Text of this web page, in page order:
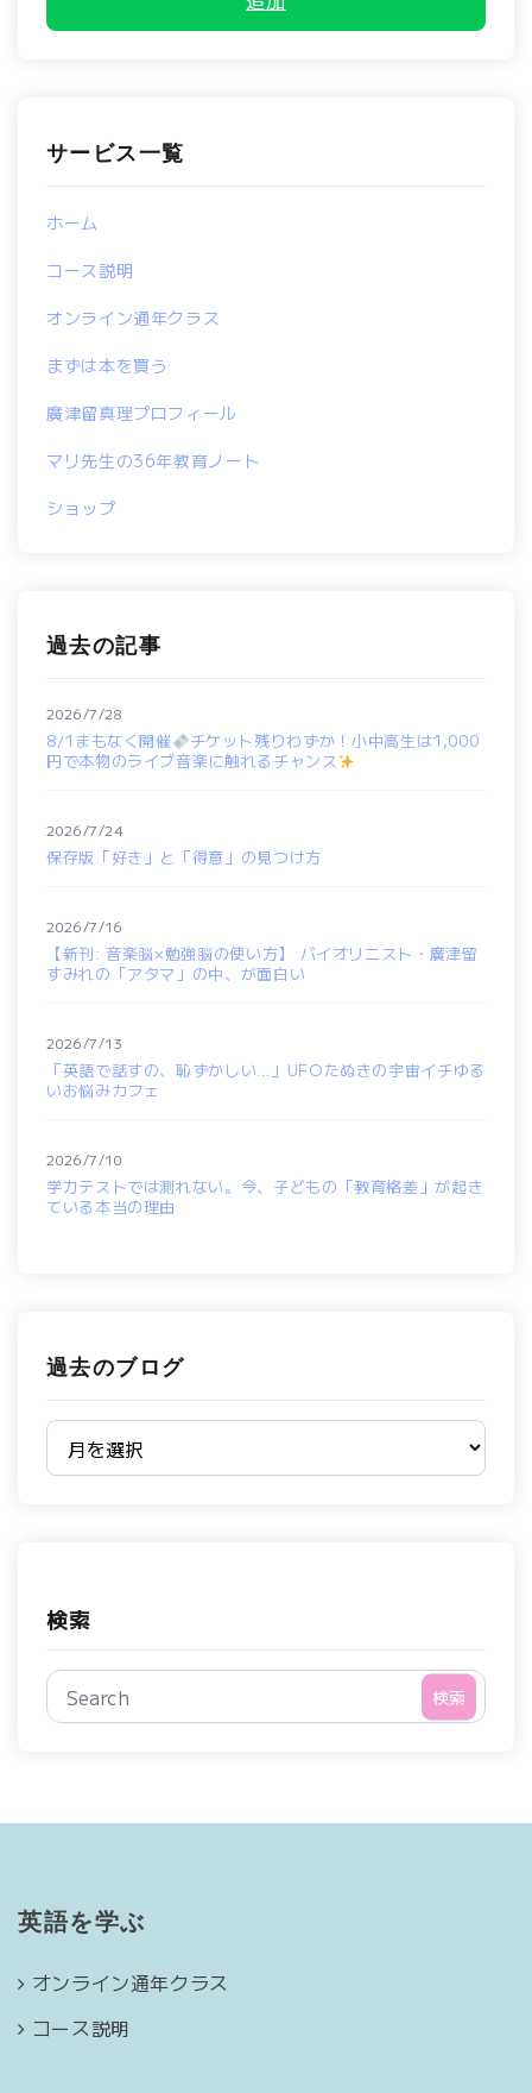
サービス一覧
ホーム
コース説明
オンライン通年クラス
まずは本を買う
廣津留真理プロフィール
マリ先生の36年教育ノート
ショップ
過去の記事
8/1まもなく開催
チケット残りわずか！小中高生は1,000
円で本物のライブ音楽に触れるチャンス
2026/7/28
保存版「好き」と「得意」の見つけ方
2026/7/24
【新刊: 音楽脳×勉強脳の使い方】 バイオリニスト・廣津留
すみれの「アタマ」の中、が面白い
2026/7/16
「英語で話すの、恥ずかしい…」UFOたぬきの宇宙イチゆる
いお悩みカフェ
2026/7/13
学力テストでは測れない。今、子どもの「教育格差」が起き
ている本当の理由
2026/7/10
過去のブログ
過去のブログ
検索
検索
英語を学ぶ
オンライン通年クラス
コース説明